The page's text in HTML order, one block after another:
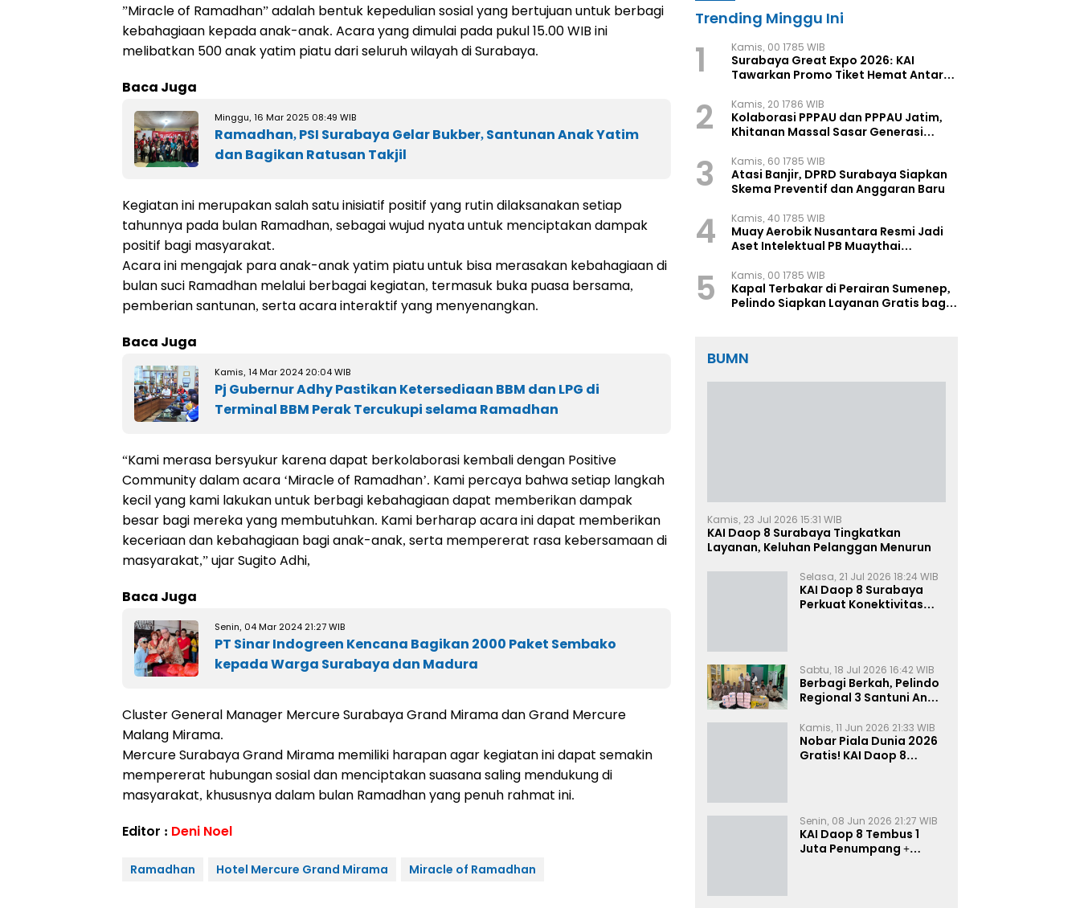
”Miracle of Ramadhan” adalah bentuk kepedulian sosial yang bertujuan untuk berbagi
kebahagiaan kepada anak-anak. Acara yang dimulai pada pukul 15.00 WIB ini
melibatkan 500 anak yatim piatu dari seluruh wilayah di Surabaya.
Baca Juga
Minggu, 16 Mar 2025 08:49 WIB
Ramadhan, PSI Surabaya Gelar Bukber, Santunan Anak Yatim
dan Bagikan Ratusan Takjil
Kegiatan ini merupakan salah satu inisiatif positif yang rutin dilaksanakan setiap
tahunnya pada bulan Ramadhan, sebagai wujud nyata untuk menciptakan dampak
positif bagi masyarakat.
Acara ini mengajak para anak-anak yatim piatu untuk bisa merasakan kebahagiaan di
bulan suci Ramadhan melalui berbagai kegiatan, termasuk buka puasa bersama,
pemberian santunan, serta acara interaktif yang menyenangkan.
Baca Juga
Kamis, 14 Mar 2024 20:04 WIB
Pj Gubernur Adhy Pastikan Ketersediaan BBM dan LPG di
Terminal BBM Perak Tercukupi selama Ramadhan
“Kami merasa bersyukur karena dapat berkolaborasi kembali dengan Positive
Community dalam acara ‘Miracle of Ramadhan’. Kami percaya bahwa setiap langkah
kecil yang kami lakukan untuk berbagi kebahagiaan dapat memberikan dampak
besar bagi mereka yang membutuhkan. Kami berharap acara ini dapat memberikan
keceriaan dan kebahagiaan bagi anak-anak, serta mempererat rasa kebersamaan di
masyarakat,” ujar Sugito Adhi,
Baca Juga
Senin, 04 Mar 2024 21:27 WIB
PT Sinar Indogreen Kencana Bagikan 2000 Paket Sembako
kepada Warga Surabaya dan Madura
Cluster General Manager Mercure Surabaya Grand Mirama dan Grand Mercure
Malang Mirama.
Mercure Surabaya Grand Mirama memiliki harapan agar kegiatan ini dapat semakin
mempererat hubungan sosial dan menciptakan suasana saling mendukung di
masyarakat, khususnya dalam bulan Ramadhan yang penuh rahmat ini.
Editor : Deni Noel
Ramadhan Hotel Mercure Grand Mirama Miracle of Ramadhan
Trending Minggu Ini
1 Kamis, 00 1785 WIB
Surabaya Great Expo 2026: KAI
Tawarkan Promo Tiket Hemat Antar
2 Kamis, 20 1786 WIB
Kolaborasi PPPAU dan PPPAU Jatim,
Khitanan Massal Sasar Generasi
3 Kamis, 60 1785 WIB
Atasi Banjir, DPRD Surabaya Siapkan
Skema Preventif dan Anggaran Baru
4 Kamis, 40 1785 WIB
Muay Aerobik Nusantara Resmi Jadi
Aset Intelektual PB Muaythai
5 Kamis, 00 1785 WIB
Kapal Terbakar di Perairan Sumenep,
Pelindo Siapkan Layanan Gratis bagi
BUMN
Kamis, 23 Jul 2026 15:31 WIB
KAI Daop 8 Surabaya Tingkatkan
Layanan, Keluhan Pelanggan Menurun
Selasa, 21 Jul 2026 18:24 WIB
KAI Daop 8 Surabaya
Perkuat Konektivitas
Sabtu, 18 Jul 2026 16:42 WIB
Berbagi Berkah, Pelindo
Regional 3 Santuni Anak
Kamis, 11 Jun 2026 21:33 WIB
Nobar Piala Dunia 2026
Gratis! KAI Daop 8
Senin, 08 Jun 2026 21:27 WIB
KAI Daop 8 Tembus 1
Juta Penumpang +